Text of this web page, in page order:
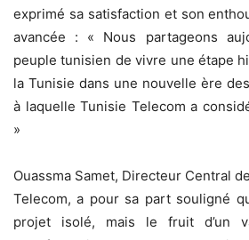
exprimé sa satisfaction et son
avancée : « Nous partageons
peuple tunisien de vivre une étape
la Tunisie dans une nouvelle ère
à laquelle Tunisie Telecom a
»
Ouassma Samet, Directeur Central
Telecom, a pour sa part souligné
projet isolé, mais le fruit d’un